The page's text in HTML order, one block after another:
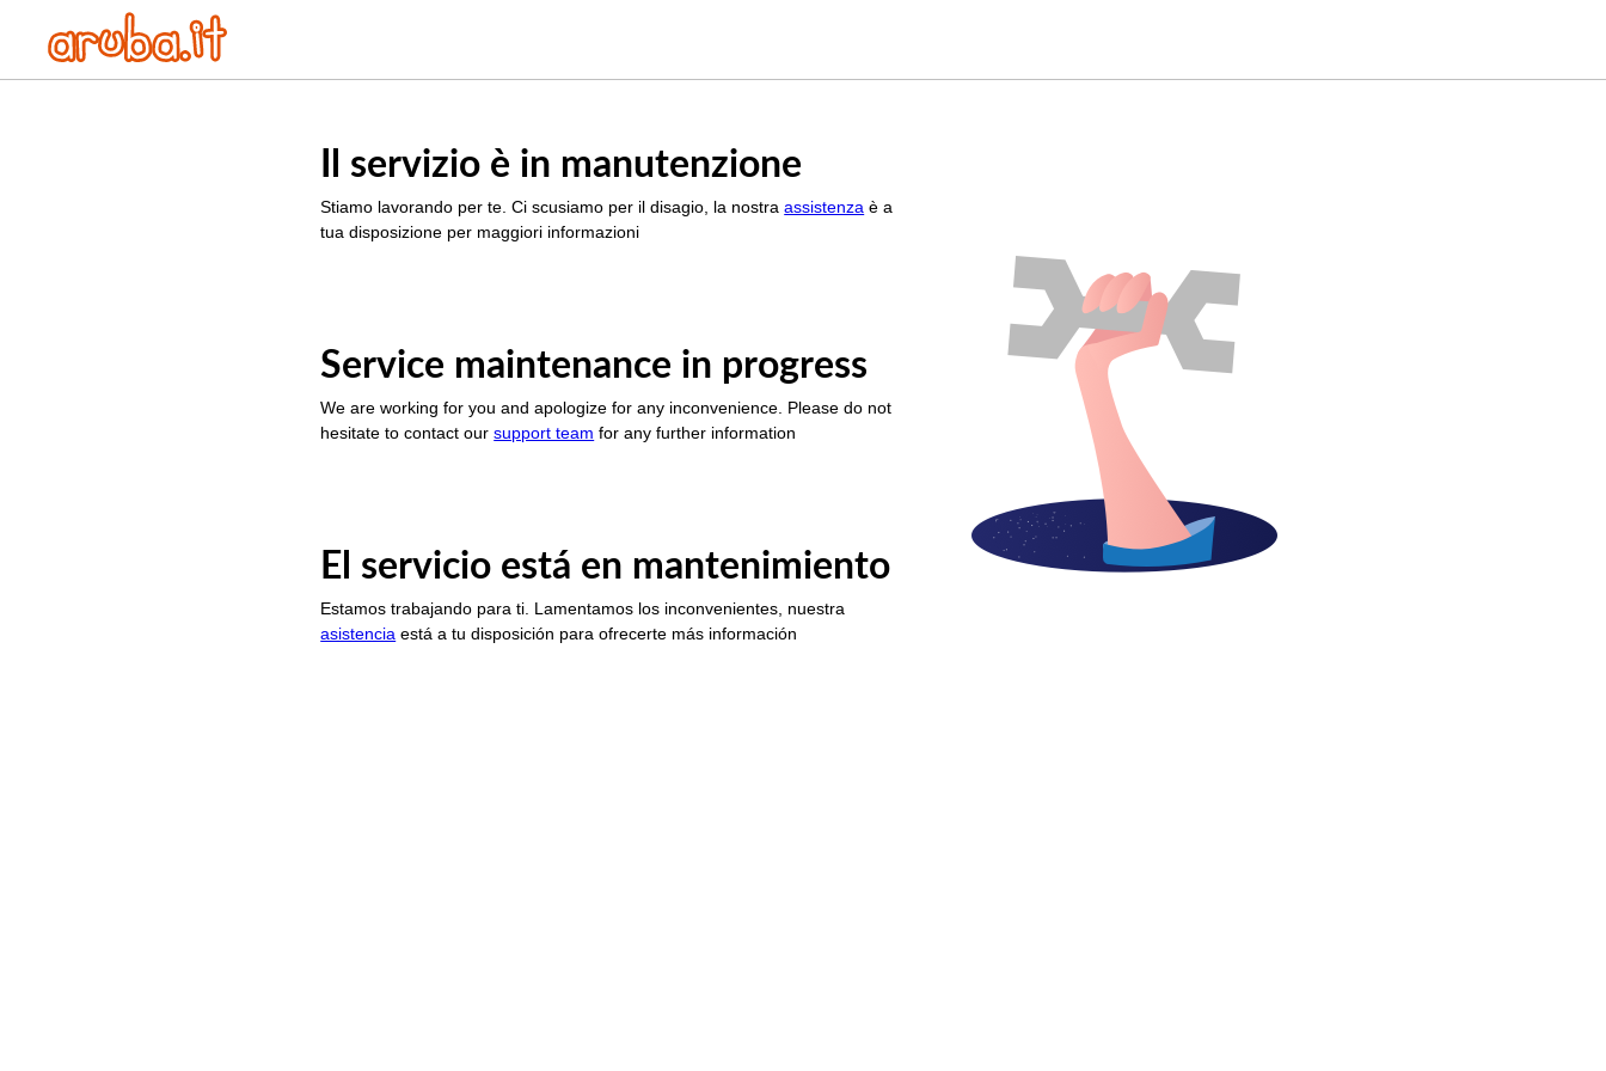
Il servizio è in manutenzione
Stiamo lavorando per te. Ci scusiamo per il disagio, la nostraassistenza è a
tua disposizione per maggiori informazioni
Service maintenance in progress
We are working for you and apologize for any inconvenience. Please do not
hesitate to contact oursupport team for any further information
El servicio está en mantenimiento
Estamos trabajando para ti. Lamentamos los inconvenientes, nuestra
asistencia está a tu disposición para ofrecerte más información